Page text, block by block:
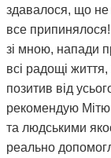
здавалося, що не
все
зі мною, напади
всі радощі
позитив від
рекомендую
та людськими
реально